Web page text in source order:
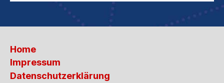
Home
Impressum
Datenschutzerklärung